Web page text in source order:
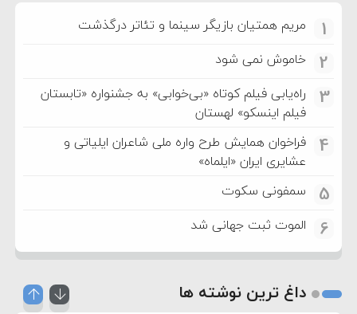
1 مریم همتیان بازیگر سینما و تئاتر درگذشت
2 خاموش نمی شود
3
راه‌یابی فیلم کوتاه «بی‌خوابی» به جشنواره «تابستان
فیلم اینسکو» لهستان
4
فراخوان همایش طرح واره ملی شاعران ایلیاتی و
عشایری ایران «ایلماه»
5 سمفونی سکوت
6 الموت ثبت جهانی شد
داغ ترین نوشته ها